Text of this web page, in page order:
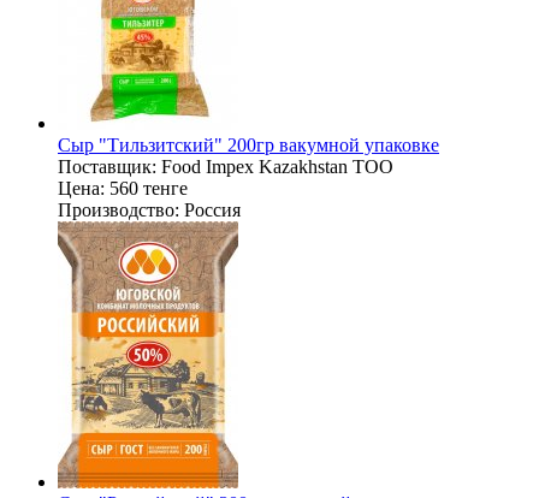
Сыр "Тильзитский" 200гр вакумной упаковке
Поставщик: Food Impex Kazakhstan TOO
Цена: 560 тенге
Производство: Россия